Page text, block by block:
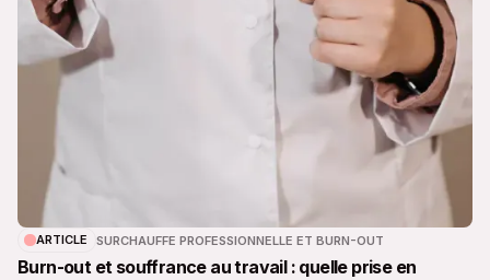
ARTICLE SURCHAUFFE PROFESSIONNELLE ET BURN-OUT
Burn-out et souffrance au travail : quelle prise en